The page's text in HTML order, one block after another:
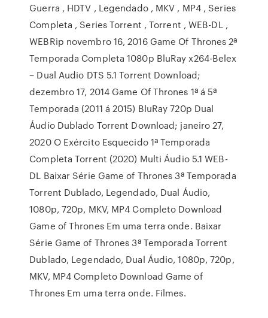
Guerra , HDTV , Legendado , MKV , MP4 , Series
Completa , Series Torrent , Torrent , WEB-DL ,
WEBRip novembro 16, 2016 Game Of Thrones 2ª
Temporada Completa 1080p BluRay x264-Belex
– Dual Audio DTS 5.1 Torrent Download;
dezembro 17, 2014 Game Of Thrones 1ª á 5ª
Temporada (2011 á 2015) BluRay 720p Dual
Áudio Dublado Torrent Download; janeiro 27,
2020 O Exército Esquecido 1ª Temporada
Completa Torrent (2020) Multi Áudio 5.1 WEB-
DL Baixar Série Game of Thrones 3ª Temporada
Torrent Dublado, Legendado, Dual Áudio,
1080p, 720p, MKV, MP4 Completo Download
Game of Thrones Em uma terra onde. Baixar
Série Game of Thrones 3ª Temporada Torrent
Dublado, Legendado, Dual Áudio, 1080p, 720p,
MKV, MP4 Completo Download Game of
Thrones Em uma terra onde. Filmes.